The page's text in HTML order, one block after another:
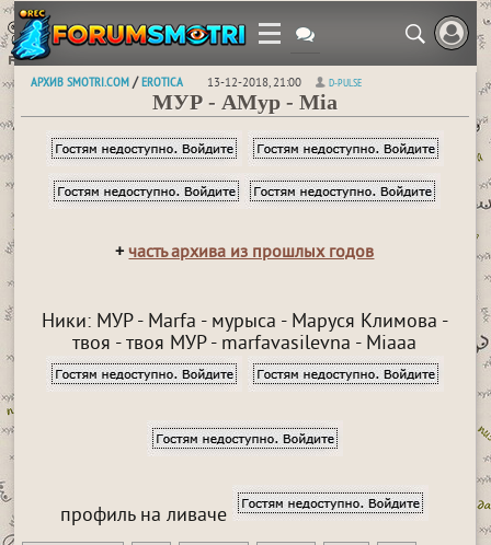
АРХИВ SMOTRI.COM /EROTICA 13-12-2018, 21:00 D-PULSE
МУР - AMyp - Mia
+часть архива из прошлых годов
Ники: МУР - Marfa - мурыса - Маруся Климова -
твоя - твоя МУР - marfavasilevna - Miaaa
профиль на ливаче